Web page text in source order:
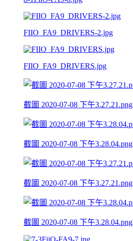
FIIO_FA9_DRIVERS-2.jpg
FIIO_FA9_DRIVERS.jpg
截圖 2020-07-08 下午3.27.21.png
截圖 2020-07-08 下午3.28.04.png
截圖 2020-07-08 下午3.27.21.png
截圖 2020-07-08 下午3.28.04.png